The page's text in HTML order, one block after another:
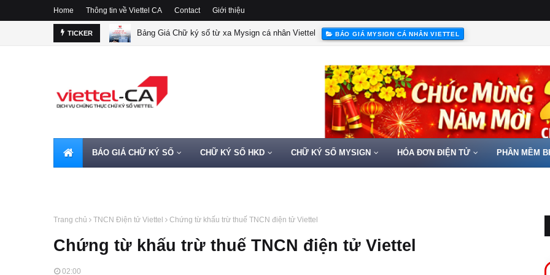
Home Thông tin về Viettel CA Contact Giới thiệu
TICKER Bảng Giá Chữ ký số từ xa Mysign cá nhân Viettel BÁO GIÁ MYSIGN CÁ NHÂN VIETTEL
BÁO GIÁ CHỮ KÝ SỐ CHỮ KÝ SỐ HKD CHỮ KÝ SỐ MYSIGN HÓA ĐƠN ĐIỆN TỬ PHẦN MỀM
Trang chủ TNCN Điện tử Viettel Chứng từ khấu trừ thuế TNCN điện tử Viettel
Chứng từ khấu trừ thuế TNCN điện tử Viettel
02:00